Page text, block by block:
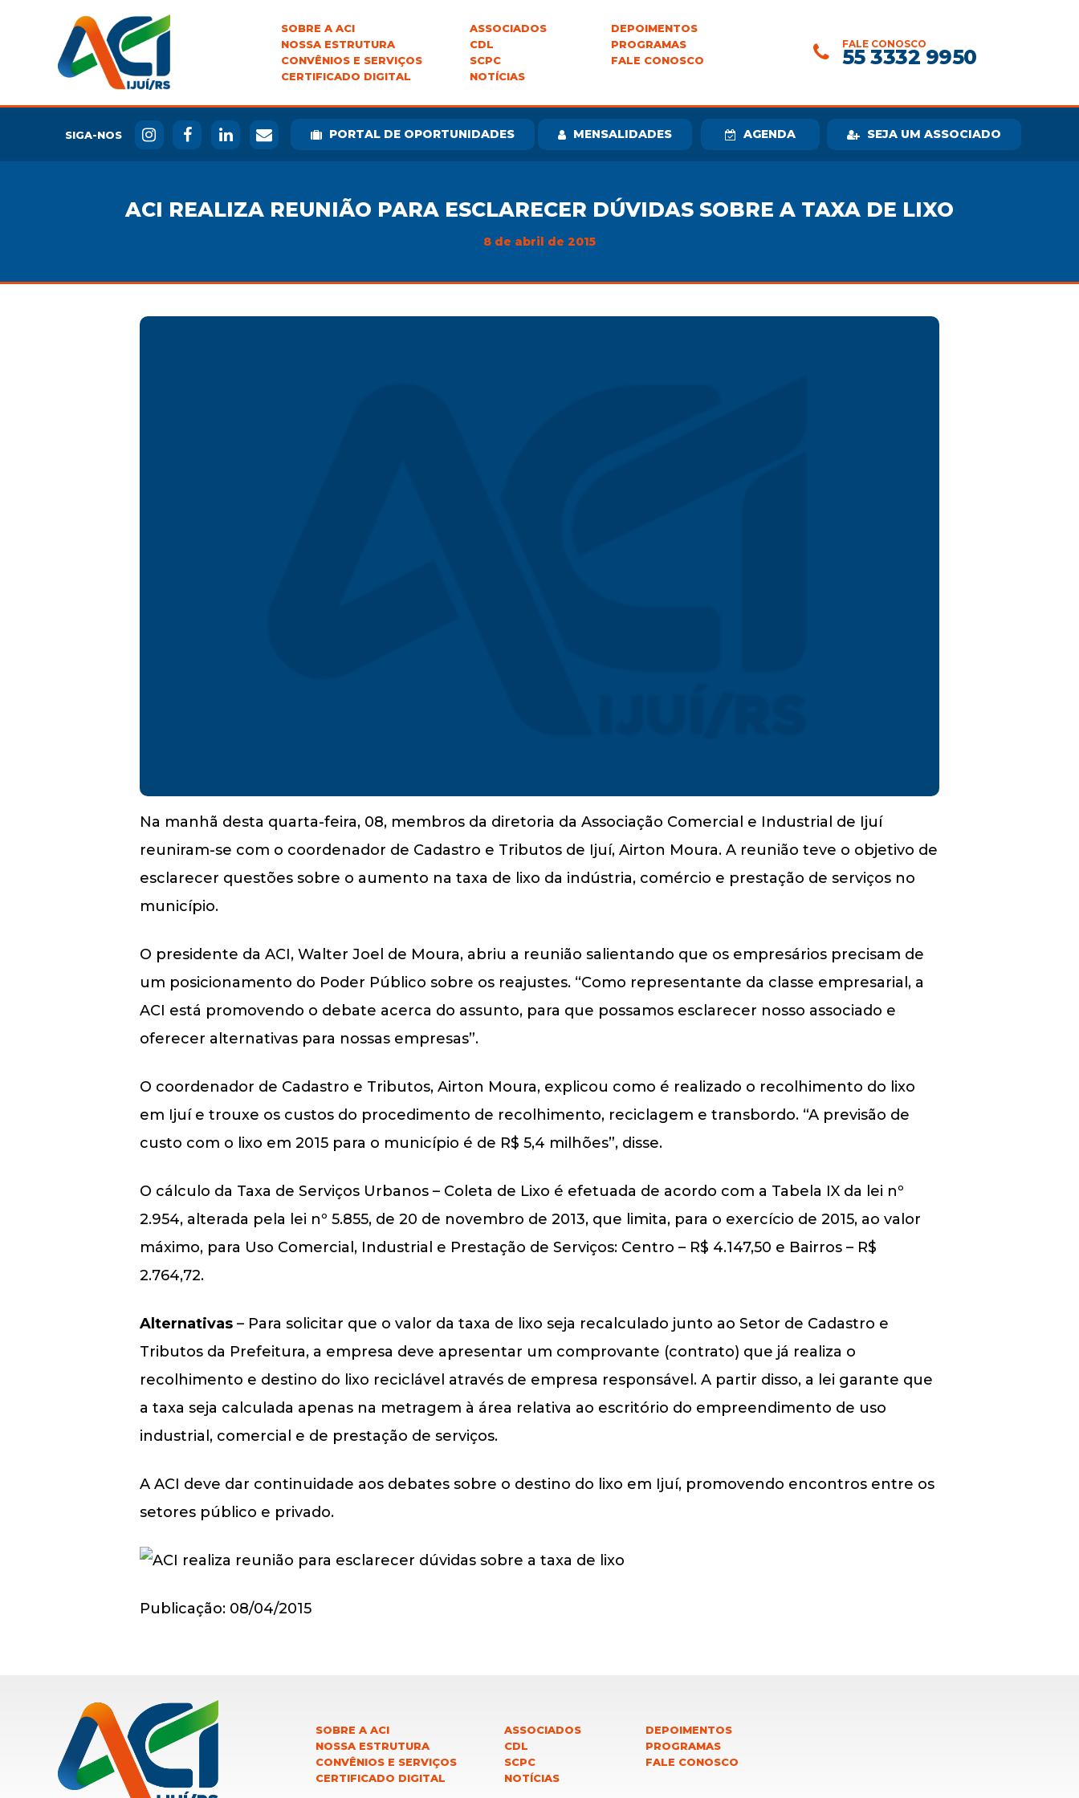
SOBRE A ACI
NOSSA ESTRUTURA
CONVÊNIOS E SERVIÇOS
CERTIFICADO DIGITAL
ASSOCIADOS
CDL
SCPC
NOTÍCIAS
DEPOIMENTOS
PROGRAMAS
FALE CONOSCO
FALE CONOSCO
55 3332 9950
SIGA-NOS PORTAL DE OPORTUNIDADES MENSALIDADES AGENDA SEJA UM ASSOCIADO
ACI REALIZA REUNIÃO PARA ESCLARECER DÚVIDAS SOBRE A TAXA DE LIXO
8 de abril de 2015
Na manhã desta quarta-feira, 08, membros da diretoria da Associação Comercial e Industrial de Ijuí
reuniram-se com o coordenador de Cadastro e Tributos de Ijuí, Airton Moura. A reunião teve o objetivo de
esclarecer questões sobre o aumento na taxa de lixo da indústria, comércio e prestação de serviços no
município.
O presidente da ACI, Walter Joel de Moura, abriu a reunião salientando que os empresários precisam de
um posicionamento do Poder Público sobre os reajustes. “Como representante da classe empresarial, a
ACI está promovendo o debate acerca do assunto, para que possamos esclarecer nosso associado e
oferecer alternativas para nossas empresas”.
O coordenador de Cadastro e Tributos, Airton Moura, explicou como é realizado o recolhimento do lixo
em Ijuí e trouxe os custos do procedimento de recolhimento, reciclagem e transbordo. “A previsão de
custo com o lixo em 2015 para o município é de R$ 5,4 milhões”, disse.
O cálculo da Taxa de Serviços Urbanos – Coleta de Lixo é efetuada de acordo com a Tabela IX da lei nº
2.954, alterada pela lei nº 5.855, de 20 de novembro de 2013, que limita, para o exercício de 2015, ao valor
máximo, para Uso Comercial, Industrial e Prestação de Serviços: Centro – R$ 4.147,50 e Bairros – R$
2.764,72.
Alternativas– Para solicitar que o valor da taxa de lixo seja recalculado junto ao Setor de Cadastro e
Tributos da Prefeitura, a empresa deve apresentar um comprovante (contrato) que já realiza o
recolhimento e destino do lixo reciclável através de empresa responsável. A partir disso, a lei garante que
a taxa seja calculada apenas na metragem à área relativa ao escritório do empreendimento de uso
industrial, comercial e de prestação de serviços.
A ACI deve dar continuidade aos debates sobre o destino do lixo em Ijuí, promovendo encontros entre os
setores público e privado.
Publicação: 08/04/2015
SOBRE A ACI
NOSSA ESTRUTURA
CONVÊNIOS E SERVIÇOS
CERTIFICADO DIGITAL
ASSOCIADOS
CDL
SCPC
NOTÍCIAS
DEPOIMENTOS
PROGRAMAS
FALE CONOSCO